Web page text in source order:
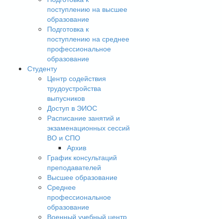
поступлению на высшее
образование
Подготовка к
поступлению на среднее
профессиональное
образование
Студенту
Центр содействия
трудоустройства
выпусников
Доступ в ЭИОС
Расписание занятий и
экзаменационных сессий
ВО и СПО
Архив
График консультаций
преподавателей
Высшее образование
Среднее
профессиональное
образование
Военный учебный центр